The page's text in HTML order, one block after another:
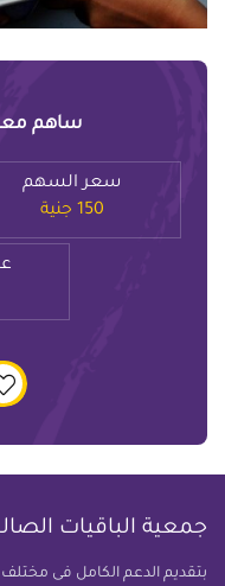
ساهم
سعر السهم
150 جنية
جمعية الباقيات
بتقديم الدعم الكامل فى مختلف